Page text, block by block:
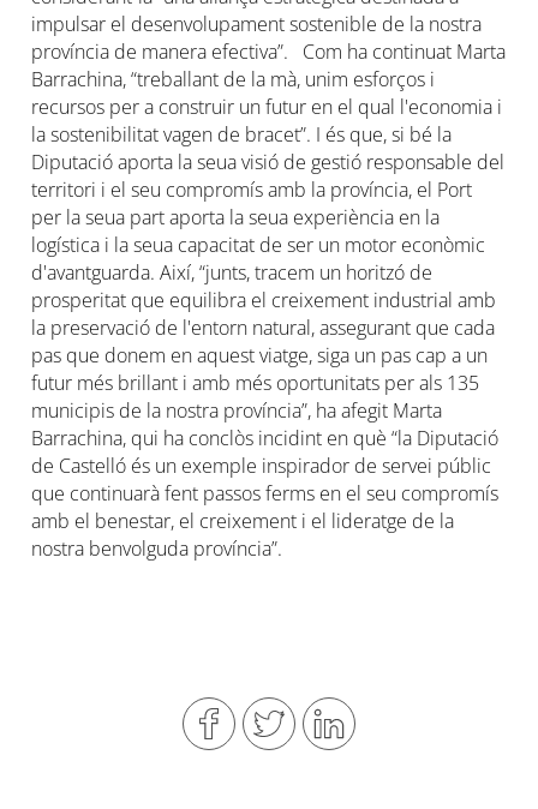
impulsar el desenvolupament sostenible de la nostra
província de manera efectiva”. Com ha continuat Marta
Barrachina, “treballant de la mà, unim esforços i
recursos per a construir un futur en el qual l'economia i
la sostenibilitat vagen de bracet”. I és que, si bé la
Diputació aporta la seua visió de gestió responsable del
territori i el seu compromís amb la província, el Port
per la seua part aporta la seua experiència en la
logística i la seua capacitat de ser un motor econòmic
d'avantguarda. Així, “junts, tracem un horitzó de
prosperitat que equilibra el creixement industrial amb
la preservació de l'entorn natural, assegurant que cada
pas que donem en aquest viatge, siga un pas cap a un
futur més brillant i amb més oportunitats per als 135
municipis de la nostra província”, ha afegit Marta
Barrachina, qui ha conclòs incidint en què “la Diputació
de Castelló és un exemple inspirador de servei públic
que continuarà fent passos ferms en el seu compromís
amb el benestar, el creixement i el lideratge de la
nostra benvolguda província”.